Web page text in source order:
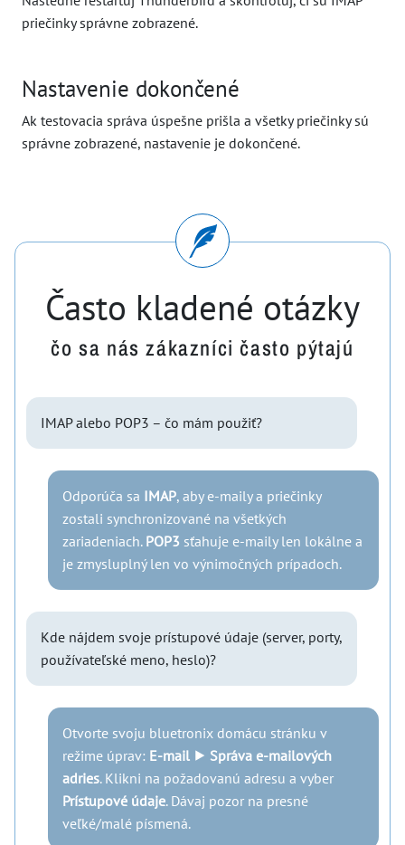
priečinky správne zobrazené.
Nastavenie dokončené
Ak testovacia správa úspešne prišla a všetky priečinky sú
správne zobrazené, nastavenie je dokončené.
Často kladené otázky
čo sa nás zákazníci často pýtajú
IMAP alebo POP3 – čo mám použiť?
Odporúča sa IMAP, aby e-maily a priečinky
zostali synchronizované na všetkých
zariadeniach. POP3 sťahuje e-maily len lokálne a
je zmysluplný len vo výnimočných prípadoch.
Kde nájdem svoje prístupové údaje (server, porty,
používateľské meno, heslo)?
Otvorte svoju bluetronix domácu stránku v
režime úprav: E-mail ⯈ Správa e-mailových
adries. Klikni na požadovanú adresu a vyber
Prístupové údaje. Dávaj pozor na presné
veľké/malé písmená.